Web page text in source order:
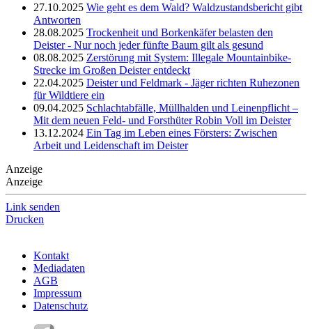
27.10.2025 Wie geht es dem Wald? Waldzustandsbericht gibt
Antworten
28.08.2025 Trockenheit und Borkenkäfer belasten den
Deister - Nur noch jeder fünfte Baum gilt als gesund
08.08.2025 Zerstörung mit System: Illegale Mountainbike-
Strecke im Großen Deister entdeckt
22.04.2025 Deister und Feldmark - Jäger richten Ruhezonen
für Wildtiere ein
09.04.2025 Schlachtabfälle, Müllhalden und Leinenpflicht –
Mit dem neuen Feld- und Forsthüter Robin Voll im Deister
13.12.2024 Ein Tag im Leben eines Försters: Zwischen
Arbeit und Leidenschaft im Deister
Anzeige
Anzeige
Link senden
Drucken
Kontakt
Mediadaten
AGB
Impressum
Datenschutz